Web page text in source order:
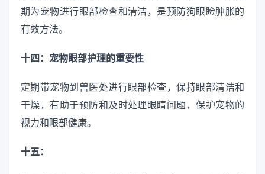
期为宠物进行眼部检查和清洁，是预防狗眼睑肿胀的
有效方法。
十四：宠物眼部护理的重要性
定期带宠物到兽医处进行眼部检查，保持眼部清洁和
干燥，有助于预防和及时处理眼睛问题，保护宠物的
视力和眼部健康。
十五：